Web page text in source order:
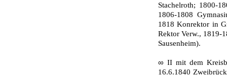
Stachelroth; 1800-
1806-1808
1818 Konrektor in
Rektor Verw., 1819-
Sausenheim).
∞ II mit dem
16.6.1840